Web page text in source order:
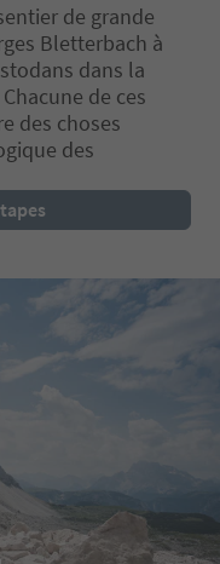
de grande
Bletterbach à
dans la
de ces
des choses
des